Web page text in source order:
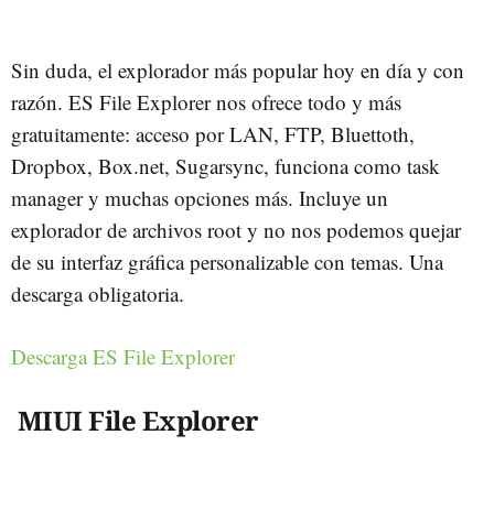
Sin duda, el explorador más popular hoy en día y con
razón. ES File Explorer nos ofrece todo y más
gratuitamente: acceso por LAN, FTP, Bluettoth,
Dropbox, Box.net, Sugarsync, funciona como task
manager y muchas opciones más. Incluye un
explorador de archivos root y no nos podemos quejar
de su interfaz gráfica personalizable con temas. Una
descarga obligatoria.
Descarga ES File Explorer
MIUI File Explorer